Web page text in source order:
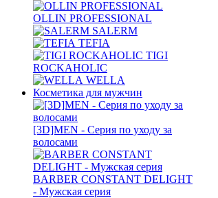
OLLIN PROFESSIONAL
SALERM
TEFIA
TIGI
ROCKAHOLIC
WELLA
Косметика для мужчин
[3D]MEN - Серия по уходу за
волосами
BARBER CONSTANT DELIGHT
- Мужская серия